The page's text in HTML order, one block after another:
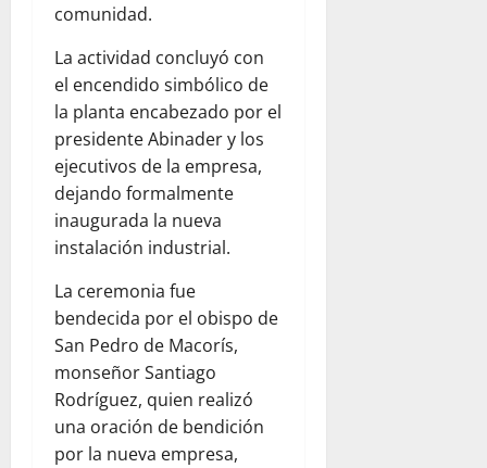
comunidad.
La actividad concluyó con
el encendido simbólico de
la planta encabezado por el
presidente Abinader y los
ejecutivos de la empresa,
dejando formalmente
inaugurada la nueva
instalación industrial.
La ceremonia fue
bendecida por el obispo de
San Pedro de Macorís,
monseñor Santiago
Rodríguez, quien realizó
una oración de bendición
por la nueva empresa,